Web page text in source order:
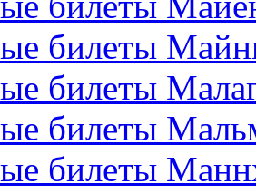
билеты
билеты
билеты
билеты